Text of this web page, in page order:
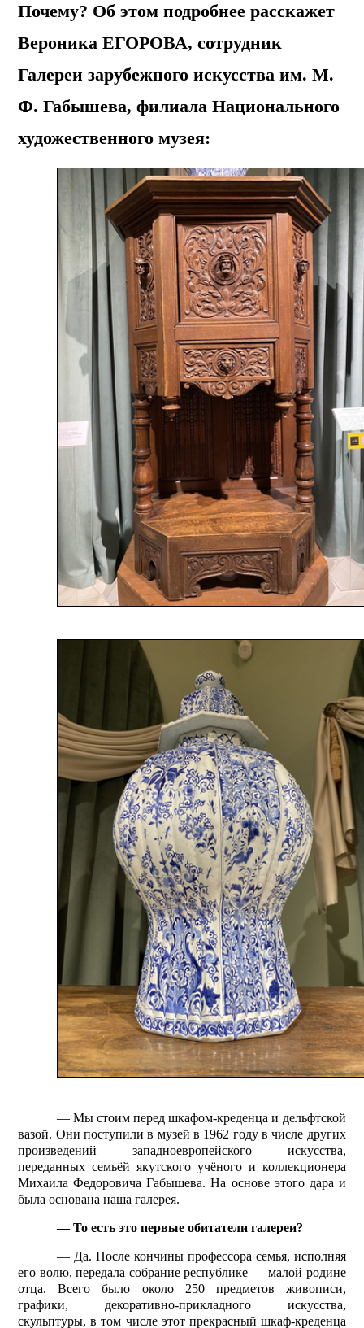
Почему? Об этом подробнее расскажет
Вероника ЕГОРОВА, сотрудник
Галереи зарубежного искусства им. М.
Ф. Габышева, филиала Национального
художественного музея:
— Мы стоим перед шкафом-креденца и дельфтской
вазой. Они поступили в музей в 1962 году в числе других
произведений западноевропейского искусства,
переданных семьёй якутского учёного и коллекционера
Михаила Федоровича Габышева. На основе этого дара и
была основана наша галерея.
— То есть это первые обитатели галереи?
— Да. После кончины профессора семья, исполняя
его волю, передала собрание республике — малой родине
отца. Всего было около 250 предметов живописи,
графики, декоративно-прикладного искусства,
скульптуры, в том числе этот прекрасный шкаф-креденца